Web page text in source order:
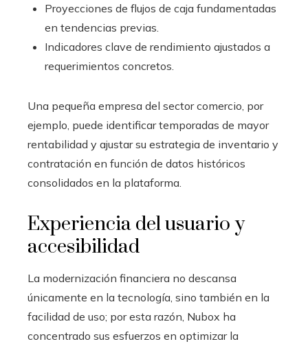
Proyecciones de flujos de caja fundamentadas
en tendencias previas.
Indicadores clave de rendimiento ajustados a
requerimientos concretos.
Una pequeña empresa del sector comercio, por
ejemplo, puede identificar temporadas de mayor
rentabilidad y ajustar su estrategia de inventario y
contratación en función de datos históricos
consolidados en la plataforma.
Experiencia del usuario y
accesibilidad
La modernización financiera no descansa
únicamente en la tecnología, sino también en la
facilidad de uso; por esta razón, Nubox ha
concentrado sus esfuerzos en optimizar la